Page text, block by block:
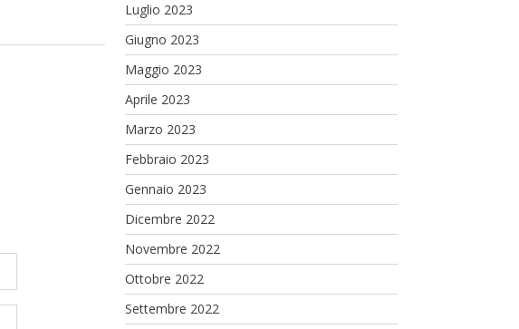
Luglio 2023
Giugno 2023
Maggio 2023
Aprile 2023
Marzo 2023
Febbraio 2023
Gennaio 2023
Dicembre 2022
Novembre 2022
Ottobre 2022
Settembre 2022